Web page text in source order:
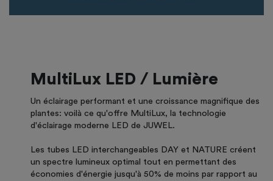
MultiLux LED / Lumière
Un éclairage performant et une croissance magnifique des
plantes: voilà ce qu'offre MultiLux, la technologie
d'éclairage moderne LED de JUWEL.
Les tubes LED interchangeables DAY et NATURE créent
un spectre lumineux optimal tout en permettant des
économies d'énergie jusqu'à 50% de moins par rapport au